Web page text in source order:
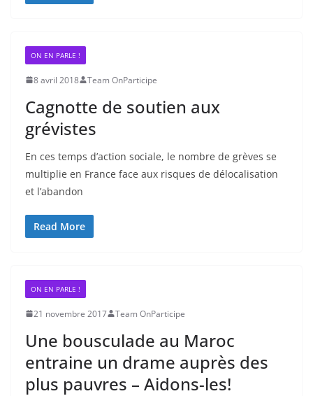
ON EN PARLE !
8 avril 2018 Team OnParticipe
Cagnotte de soutien aux
grévistes
En ces temps d’action sociale, le nombre de grèves se
multiplie en France face aux risques de délocalisation
et l’abandon
Read More
ON EN PARLE !
21 novembre 2017 Team OnParticipe
Une bousculade au Maroc
entraine un drame auprès des
plus pauvres – Aidons-les!